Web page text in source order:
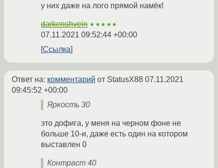
у них даже на лого прямой намёк!
darkenshvein ★★★★★
07.11.2021 09:52:44 +00:00
Ссылка
Ответ на: комментарий от StatusX88 07.11.2021
09:45:52 +00:00
Яркость 30
это дофига, у меня на черном фоне не
больше 10-и, даже есть один на котором
выставлен 0
Контраст 40